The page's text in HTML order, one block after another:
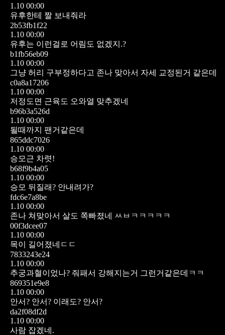
1.10 00:00
유후한테 짤 보내줘라
2b53fb1f22
1.10 00:00
유후는 이런걸로 어림도 없겠지.?
b1fb56eb09
1.10 00:00
그냥 허리 구부정하다고 존나 맞아서 자세 교정된거 같은데
c0a8a17206
1.10 00:00
저정도면 근육도 오와열 맞추겠네
b96b3a526d
1.10 00:00
될때까지 팬거같은데
865ddc7026
1.10 00:00
승모근 차렷!
b68f9b4a05
1.10 00:00
승모 뒤질래? 안내려가?
fdc6e7a8be
1.10 00:00
존나 쳐맞아서 살도 쪽빠졌네 ㅆㅂㅋㅋㅋㅋㅋ
00f3dcee07
1.10 00:00
목이 길어졌네ㄷㄷ
7833243e24
1.10 00:00
추궁과혈이었나? 줘패서 강해지는거 그런거같은데ㅋㅋ
869351e9e8
1.10 00:00
안서? 안서? 이래도? 안서?
da2f08df2d
1.10 00:00
사람 잡겠네.